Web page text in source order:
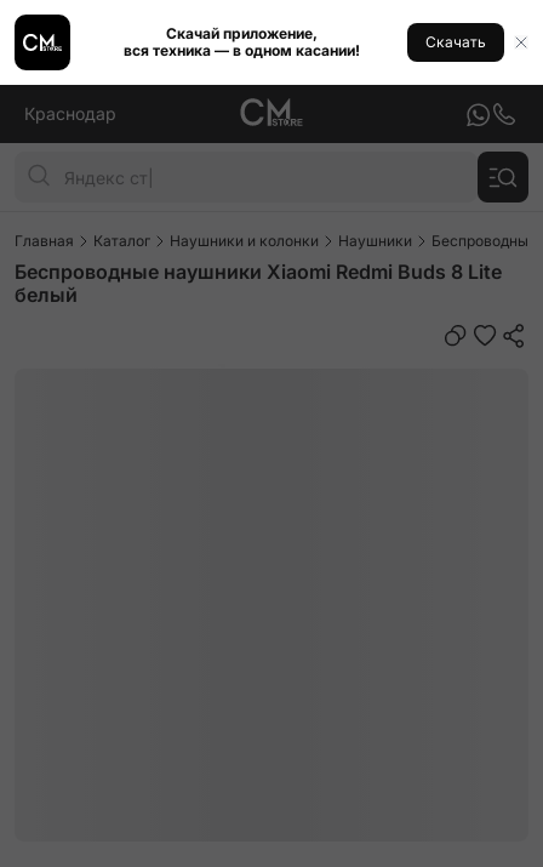
Скачай приложение,
вся техника — в одном касании!
Скачать
Краснодар
Главная Каталог Наушники и колонки Наушники Беспроводные
Беспроводные наушники Xiaomi Redmi Buds 8 Lite
белый